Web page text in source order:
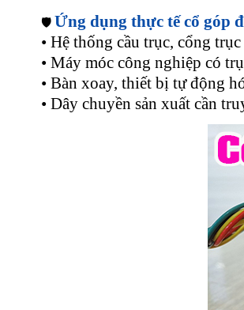
🛡️ Ứng dụng thực tế cổ góp
• Hệ thống cầu trục, cổng trục
• Máy móc công nghiệp có
• Bàn xoay, thiết bị tự động
• Dây chuyền sản xuất cần